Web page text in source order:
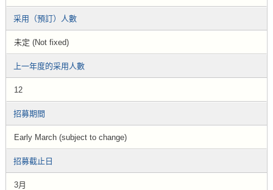
采用（預訂）人數
未定 (Not fixed)
上一年度的采用人數
12
招募期間
Early March (subject to change)
招募截止日
3月